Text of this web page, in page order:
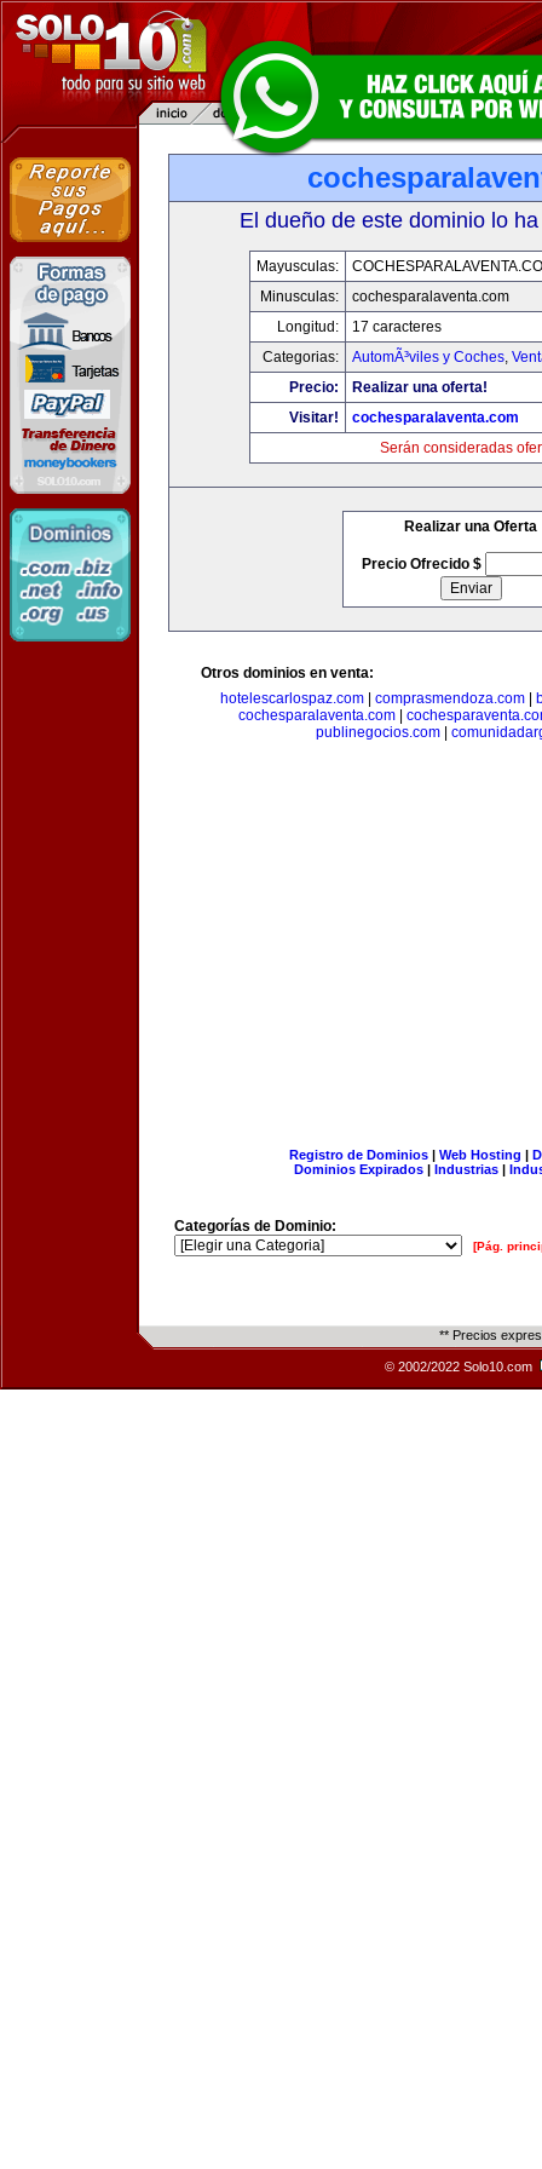
El dueño de este dominio lo
Mayusculas:
Minusculas:
cochesparalaventa.com
Longitud:
17 caracteres
Categorias:
AutomÃ³viles y Coches,
Precio:
Realizar una oferta!
Visitar!
cochesparalaventa.com
Serán consideradas
Realizar una Oferta
Precio Ofrecido $
Otros dominios en venta:
hotelescarlospaz.com| comprasmendoza.com|
cochesparalaventa.com
publinegocios.com|
Registro de Dominios| Web Hosting |
Dominios Expirados | Industrias |
Categorías de Dominio:
[Pág.
** Precios
© 2002/2022 Solo10.com